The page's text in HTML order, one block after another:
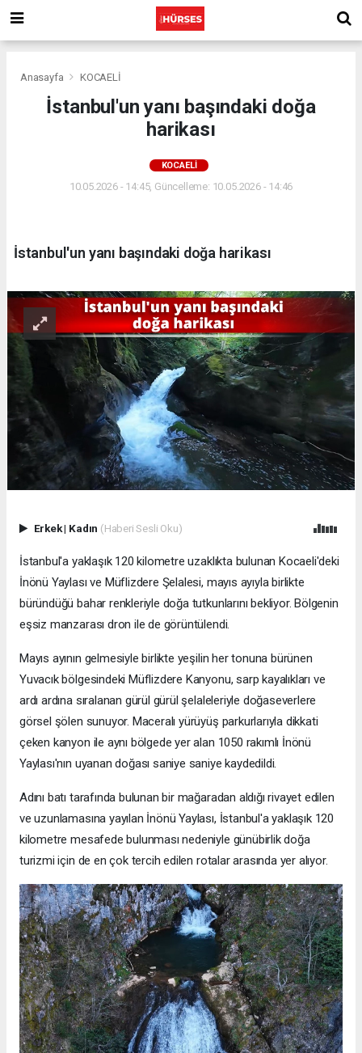
Anasayfa KOCAELİ
İstanbul'un yanı başındaki doğa
harikası
KOCAELİ
10.05.2026 - 14:45, Güncelleme: 10.05.2026 - 14:46
İstanbul'un yanı başındaki doğa harikası
Erkek| Kadın (Haberi Sesli Oku)
İstanbul'a yaklaşık 120 kilometre uzaklıkta bulunan Kocaeli'deki
İnönü Yaylası ve Müflizdere Şelalesi, mayıs ayıyla birlikte
büründüğü bahar renkleriyle doğa tutkunlarını bekliyor. Bölgenin
eşsiz manzarası dron ile de görüntülendi.
Mayıs ayının gelmesiyle birlikte yeşilin her tonuna bürünen
Yuvacık bölgesindeki Müflizdere Kanyonu, sarp kayalıkları ve
ardı ardına sıralanan gürül gürül şelaleleriyle doğaseverlere
görsel şölen sunuyor. Maceralı yürüyüş parkurlarıyla dikkati
çeken kanyon ile aynı bölgede yer alan 1050 rakımlı İnönü
Yaylası'nın uyanan doğası saniye saniye kaydedildi.
Adını batı tarafında bulunan bir mağaradan aldığı rivayet edilen
ve uzunlamasına yayılan İnönü Yaylası, İstanbul'a yaklaşık 120
kilometre mesafede bulunması nedeniyle günübirlik doğa
turizmi için de en çok tercih edilen rotalar arasında yer alıyor.